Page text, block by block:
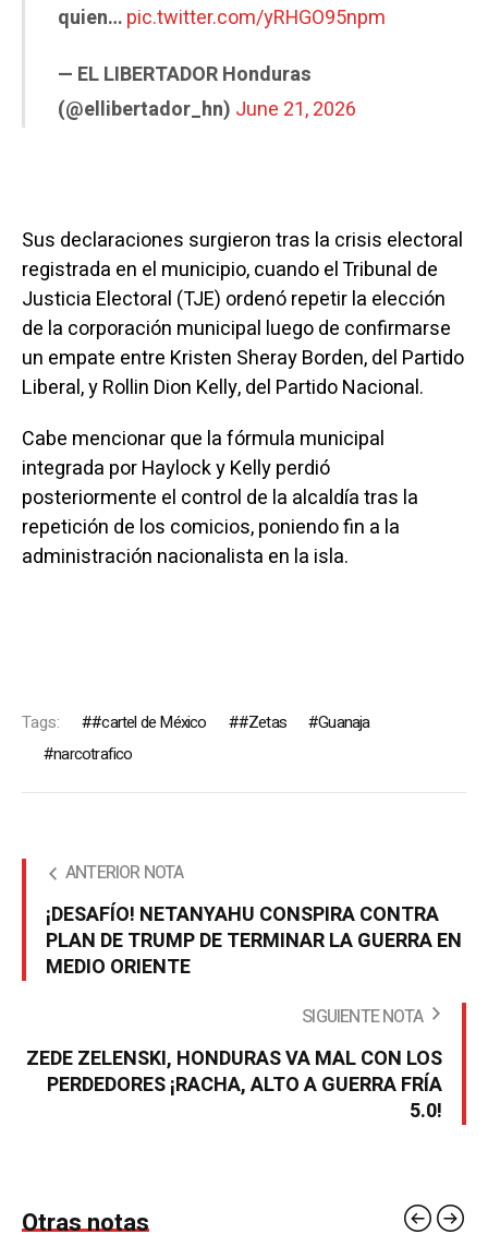
quien…pic.twitter.com/yRHGO95npm
— EL LIBERTADOR Honduras
(@ellibertador_hn) June 21, 2026
Sus declaraciones surgieron tras la crisis electoral
registrada en el municipio, cuando el Tribunal de
Justicia Electoral (TJE) ordenó repetir la elección
de la corporación municipal luego de confirmarse
un empate entre Kristen Sheray Borden, del Partido
Liberal, y Rollin Dion Kelly, del Partido Nacional.
Cabe mencionar que la fórmula municipal
integrada por Haylock y Kelly perdió
posteriormente el control de la alcaldía tras la
repetición de los comicios, poniendo fin a la
administración nacionalista en la isla.
Tags: #cartel de México #Zetas
Guanaja
narcotrafico
ANTERIOR NOTA
¡DESAFÍO! NETANYAHU CONSPIRA CONTRA
PLAN DE TRUMP DE TERMINAR LA GUERRA EN
MEDIO ORIENTE
SIGUIENTE NOTA
ZEDE ZELENSKI, HONDURAS VA MAL CON LOS
PERDEDORES ¡RACHA, ALTO A GUERRA FRÍA
5.0!
Otras notas